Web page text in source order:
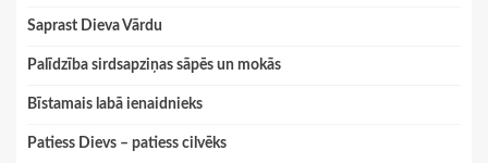
Saprast Dieva Vārdu
Palīdzība sirdsapziņas sāpēs un mokās
Bīstamais labā ienaidnieks
Patiess Dievs – patiess cilvēks